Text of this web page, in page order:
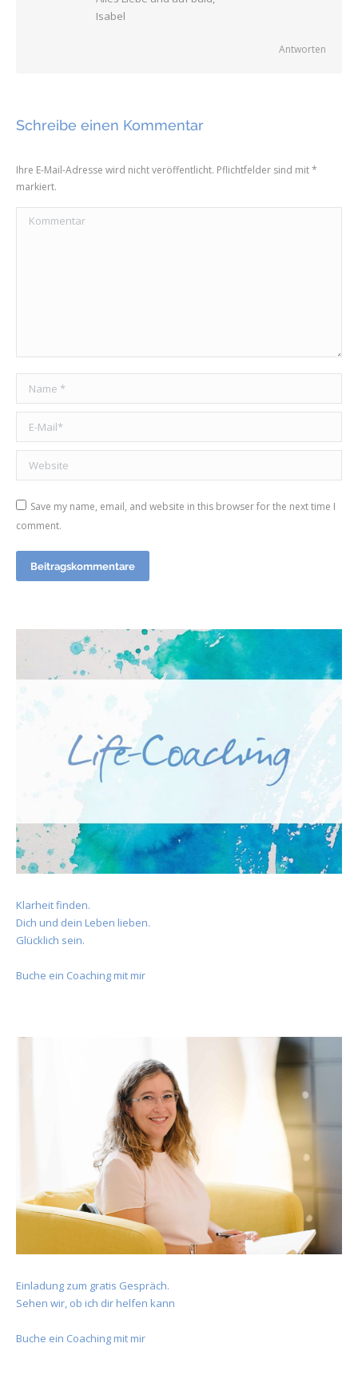
Isabel
Antworten
Schreibe einen Kommentar
Ihre E-Mail-Adresse wird nicht veröffentlicht. Pflichtfelder sind mit*
markiert.
Kommentar
Name *
E-Mail *
Website
Save my name, email, and website in this browser for the next time I
comment.
Beitragskommentare
Klarheit finden.
Dich und dein Leben lieben.
Glücklich sein.
Buche ein Coaching mit mir
Einladung zum gratis Gespräch.
Sehen wir, ob ich dir helfen kann
Buche ein Coaching mit mir